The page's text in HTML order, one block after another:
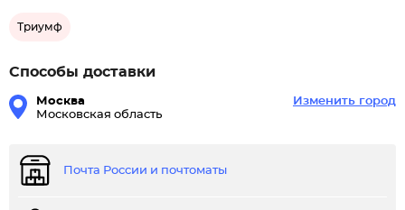
Триумф
Способы доставки
Москва
Московская область
Изменить город
Почта России и почтоматы